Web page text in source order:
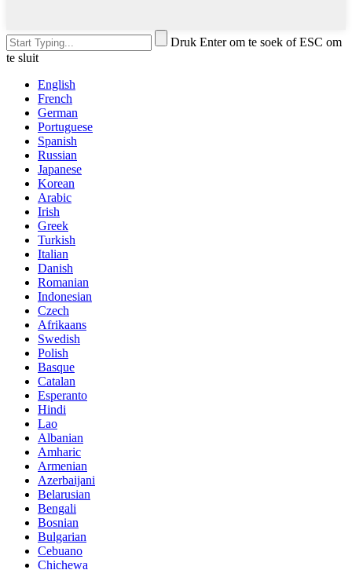
Druk Enter om te soek of ESC om
te sluit
English
French
German
Portuguese
Spanish
Russian
Japanese
Korean
Arabic
Irish
Greek
Turkish
Italian
Danish
Romanian
Indonesian
Czech
Afrikaans
Swedish
Polish
Basque
Catalan
Esperanto
Hindi
Lao
Albanian
Amharic
Armenian
Azerbaijani
Belarusian
Bengali
Bosnian
Bulgarian
Cebuano
Chichewa